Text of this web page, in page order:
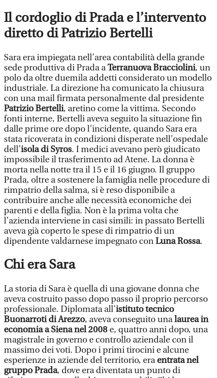
Il cordoglio di Prada e l’intervento
diretto di Patrizio Bertelli
Sara era impiegata nell’area contabilità della grande
sede produttiva di Prada aTerranuova Bracciolini, un
polo da oltre duemila addetti considerato un modello
industriale. La direzione ha comunicato la chiusura
con una mail firmata personalmente dal presidente
Patrizio Bertelli, aretino come la vittima. Secondo
fonti interne, Bertelli aveva seguito la situazione fin
dalle prime ore dopo l’incidente, quando Sara era
stata ricoverata in condizioni disperate nell’ospedale
dell’isola di Syros. I medici avevano però giudicato
impossibile il trasferimento ad Atene. La donna è
morta nella notte tra il 15 e il 16 giugno. Il gruppo
Prada, oltre a sostenere la famiglia nelle procedure di
rimpatrio della salma, si è reso disponibile a
contribuire anche alle necessità economiche dei
parenti e della figlia. Non è la prima volta che
l’azienda interviene in casi simili: in passato Bertelli
aveva già coperto le spese di rimpatrio di un
dipendente valdarnese impegnato conLuna Rossa.
Chi era Sara
La storia di Sara è quella di una giovane donna che
aveva costruito passo dopo passo il proprio percorso
professionale. Diplomata all’istituto tecnico
Buonarroti di Arezzo, aveva conseguito unalaurea in
economia a Siena nel 2008 e, quattro anni dopo, una
magistrale in governo e controllo aziendale con il
massimo dei voti. Dopo i primi tirocini e alcune
esperienze in aziende del territorio, eraentrata nel
gruppo Prada, dove era diventata un punto di